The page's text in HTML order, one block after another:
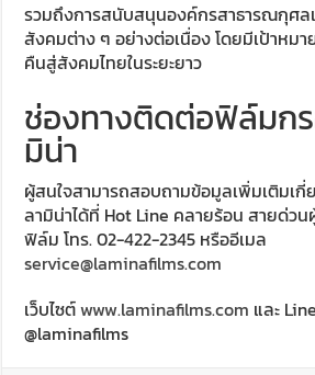
รวมถึงการสนับสนุนองค์กรสาธารณกุศล
สังคมต่าง ๆ อย่างต่อเนื่อง โดยมีเป้าหม
คืนสู่สังคมไทยในระยะยาว
ช่องทางติดต่อฟิล์มก
มิน่า
ผู้สนใจสามารถสอบถามข้อมูลเพิ่มเติมเ
ลามิน่าได้ที่ Hot Line คลายร้อน สายด่ว
ฟิล์ม โทร. 02-422-2345 หรืออีเมล
service@laminafilms.com
เว็บไซต์www.laminafilms.com และ
@laminafilms